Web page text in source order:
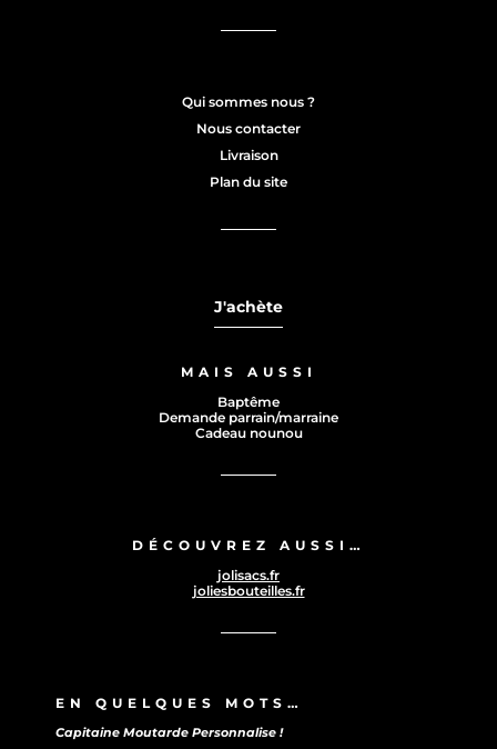
Qui sommes nous ?
Nous contacter
Livraison
Plan du site
J'achète
MAIS AUSSI
Baptême
Demande parrain/marraine
Cadeau nounou
DÉCOUVREZ AUSSI…
jolisacs.fr
joliesbouteilles.fr
EN QUELQUES MOTS…
Capitaine Moutarde Personnalise !